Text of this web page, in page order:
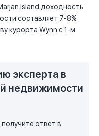
Island доходность
составляет 7-8%
курорта Wynn с 1-м
эксперта в
недвижимости
ответ в